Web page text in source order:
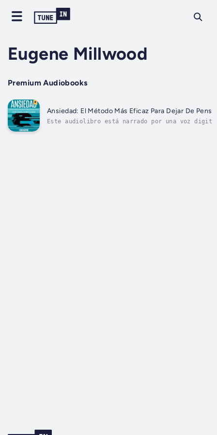
Eugene Millwood
Premium Audiobooks
Ansiedad: El Método Más Eficaz Para Dejar De
Este audiolibro está narrado por una voz